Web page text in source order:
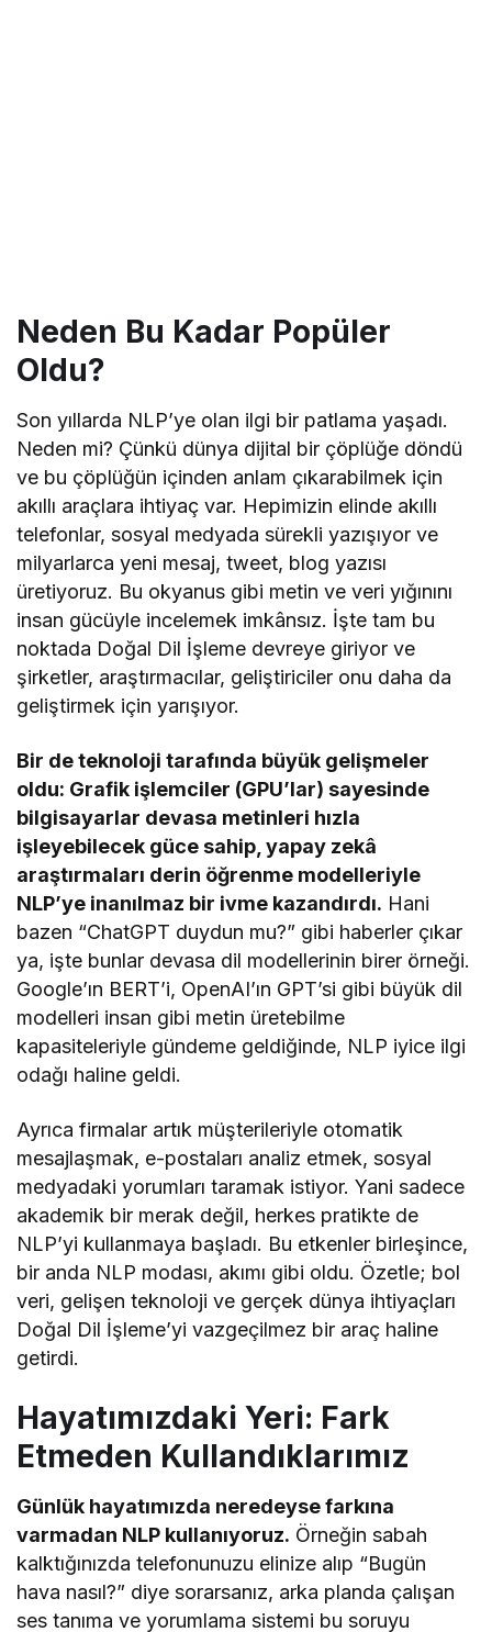
Neden Bu Kadar Popüler
Oldu?
Son yıllarda NLP’ye olan ilgi bir patlama yaşadı.
Neden mi? Çünkü dünya dijital bir çöplüğe döndü
ve bu çöplüğün içinden anlam çıkarabilmek için
akıllı araçlara ihtiyaç var. Hepimizin elinde akıllı
telefonlar, sosyal medyada sürekli yazışıyor ve
milyarlarca yeni mesaj, tweet, blog yazısı
üretiyoruz. Bu okyanus gibi metin ve veri yığınını
insan gücüyle incelemek imkânsız. İşte tam bu
noktada Doğal Dil İşleme devreye giriyor ve
şirketler, araştırmacılar, geliştiriciler onu daha da
geliştirmek için yarışıyor.
Bir de teknoloji tarafında büyük gelişmeler
oldu: Grafik işlemciler (GPU’lar) sayesinde
bilgisayarlar devasa metinleri hızla
işleyebilecek güce sahip, yapay zekâ
araştırmaları derin öğrenme modelleriyle
NLP’ye inanılmaz bir ivme kazandırdı. Hani
bazen “ChatGPT duydun mu?” gibi haberler çıkar
ya, işte bunlar devasa dil modellerinin birer örneği.
Google’ın BERT’i, OpenAI’ın GPT’si gibi büyük dil
modelleri insan gibi metin üretebilme
kapasiteleriyle gündeme geldiğinde, NLP iyice ilgi
odağı haline geldi.
Ayrıca firmalar artık müşterileriyle otomatik
mesajlaşmak, e-postaları analiz etmek, sosyal
medyadaki yorumları taramak istiyor. Yani sadece
akademik bir merak değil, herkes pratikte de
NLP’yi kullanmaya başladı. Bu etkenler birleşince,
bir anda NLP modası, akımı gibi oldu. Özetle; bol
veri, gelişen teknoloji ve gerçek dünya ihtiyaçları
Doğal Dil İşleme’yi vazgeçilmez bir araç haline
getirdi.
Hayatımızdaki Yeri: Fark
Etmeden Kullandıklarımız
Günlük hayatımızda neredeyse farkına
varmadan NLP kullanıyoruz. Örneğin sabah
kalktığınızda telefonunuzu elinize alıp “Bugün
hava nasıl?” diye sorarsanız, arka planda çalışan
ses tanıma ve yorumlama sistemi bu soruyu